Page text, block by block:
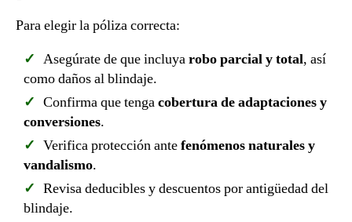
Para elegir la póliza correcta:
Asegúrate de que incluyarobo parcial y total, así
como daños al blindaje.
Confirma que tengacobertura de adaptaciones y
conversiones.
Verifica protección antefenómenos naturales y
vandalismo.
Revisa deducibles y descuentos por antigüedad del
blindaje.